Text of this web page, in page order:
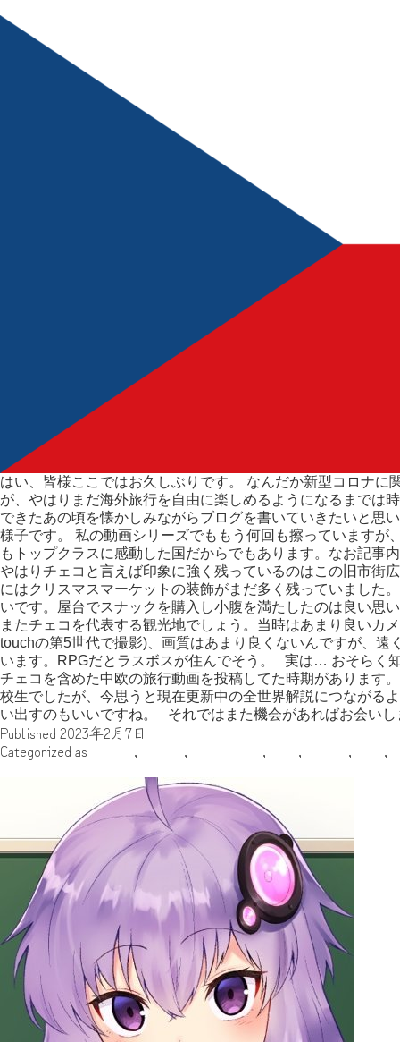
はい、皆様ここではお久しぶりです。 なんだか新型コロナに
が、やはりまだ海外旅行を自由に楽しめるようになるまでは
できたあの頃を懐かしみながらブログを書いていきたいと思
様子です。 私の動画シリーズでももう何回も擦っていますが
もトップクラスに感動した国だからでもあります。なお記事
やはりチェコと言えば印象に強く残っているのはこの旧市街
にはクリスマスマーケットの装飾がまだ多く残っていました
いです。屋台でスナックを購入し小腹を満たしたのは良い思
またチェコを代表する観光地でしょう。当時はあまり良いカ
touchの第5世代で撮影)、画質はあまり良くないんですが、遠
います。RPGだとラスボスが住んでそう。 実は… おそらく
チェコを含めた中欧の旅行動画を投稿してた時期があります
校生でしたが、今思うと現在更新中の全世界解説につながる
い出すのもいいですね。 それではまた機会があればお会い
Published 2023年2月7日
Categorized as
, , , , , ,